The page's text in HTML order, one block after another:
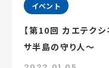
イベント
【第10回 カエテク
サ半島の守り人～